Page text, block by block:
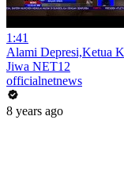
1:41
Alami Depresi,Ketua
Jiwa NET12
officialnetnews
8 years ago